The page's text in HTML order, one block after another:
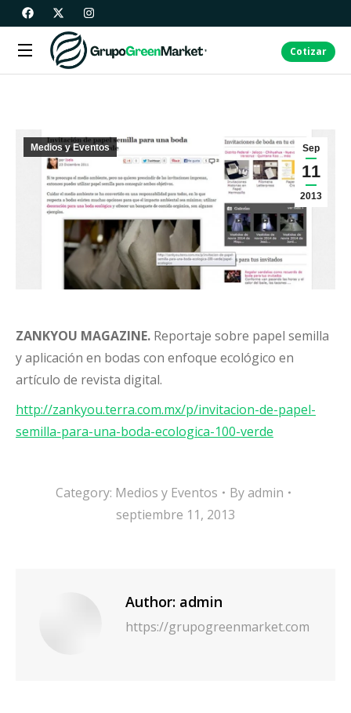
Cotizar
Sep
11
2013
Medios y Eventos
ZANKYOU MAGAZINE. Reportaje sobre papel semilla
y aplicación en bodas con enfoque ecológico en
artículo de revista digital.
http://zankyou.terra.com.mx/p/invitacion-de-papel-
semilla-para-una-boda-ecologica-100-verde
Category: Medios y Eventos Byadmin
septiembre 11, 2013
Author: admin
https://grupogreenmarket.com